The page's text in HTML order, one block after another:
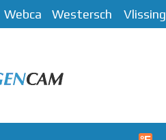
Webcam Westerschelde